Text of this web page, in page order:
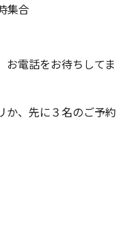
集合
お電話をお待ちしてま
か、先に３名のご予約